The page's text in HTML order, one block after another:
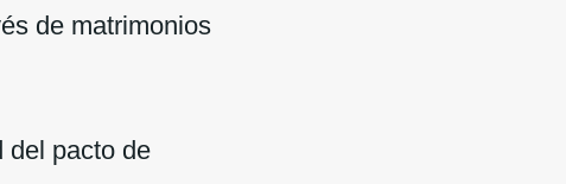
de matrimonios
del pacto de